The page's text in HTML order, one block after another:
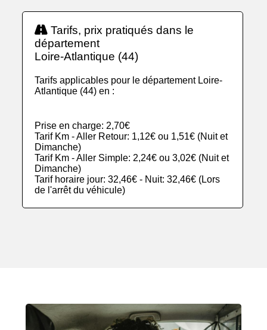
Tarifs, prix pratiqués dans le
département
Loire-Atlantique (44)
Tarifs applicables pour le département Loire-
Atlantique (44) en :
Prise en charge: 2,70€
Tarif Km - Aller Retour: 1,12€ ou 1,51€ (Nuit et
Dimanche)
Tarif Km - Aller Simple: 2,24€ ou 3,02€ (Nuit et
Dimanche)
Tarif horaire jour: 32,46€ - Nuit: 32,46€ (Lors
de l'arrêt du véhicule)